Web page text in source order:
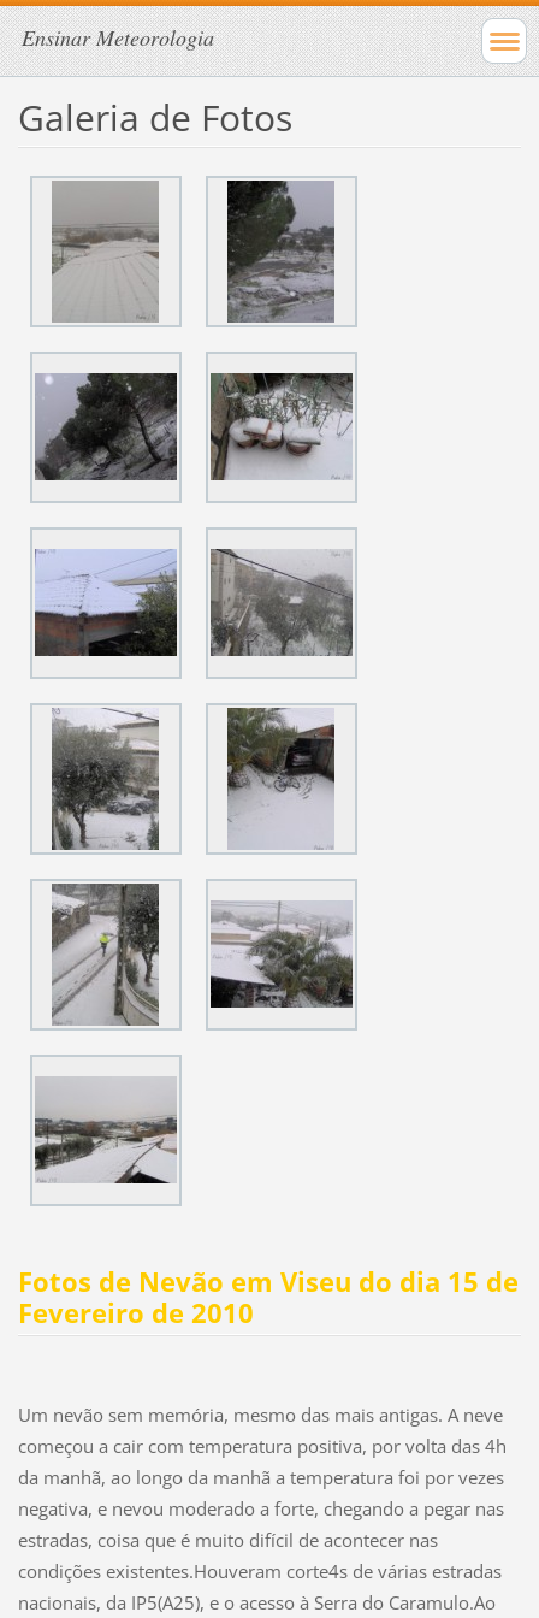
Ensinar Meteorologia
Galeria de Fotos
Fotos de Nevão em Viseu do dia 15 de
Fevereiro de 2010
Um nevão sem memória, mesmo das mais antigas. A neve
começou a cair com temperatura positiva, por volta das 4h
da manhã, ao longo da manhã a temperatura foi por vezes
negativa, e nevou moderado a forte, chegando a pegar nas
estradas, coisa que é muito difícil de acontecer nas
condições existentes.Houveram corte4s de várias estradas
nacionais, da IP5(A25), e o acesso à Serra do Caramulo.Ao